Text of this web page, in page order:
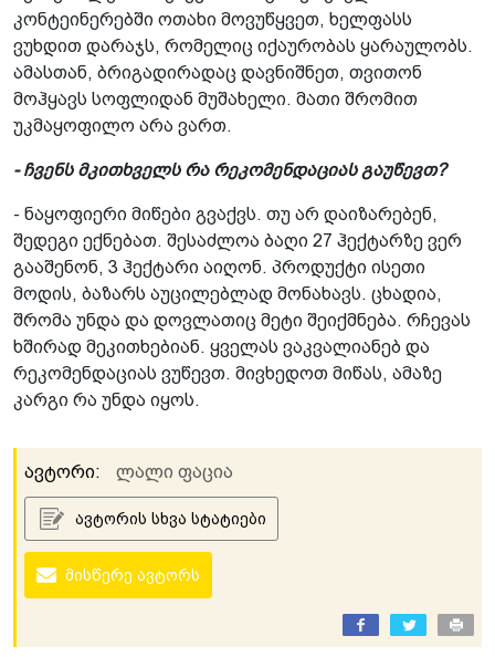
კონტეინერებში ოთახი მოვუწყვეთ, ხელფასს
ვუხდით დარაჯს, რომელიც იქაურობას ყარაულობს.
ამასთან, ბრიგადირადაც დავნიშნეთ, თვითონ
მოჰყავს სოფლიდან მუშახელი. მათი შრომით
უკმაყოფილო არა ვართ.
- ჩვენს მკითხველს რა რეკომენდაციას გაუწევთ?
- ნაყოფიერი მიწები გვაქვს. თუ არ დაიზარებენ,
შედეგი ექნებათ. შესაძლოა ბაღი 27 ჰექტარზე ვერ
გააშენონ, 3 ჰექტარი აიღონ. პროდუქტი ისეთი
მოდის, ბაზარს აუცილებლად მონახავს. ცხადია,
შრომა უნდა და დოვლათიც მეტი შეიქმნება. რჩევას
ხშირად მეკითხებიან. ყველას ვაკვალიანებ და
რეკომენდაციას ვუწევთ. მივხედოთ მიწას, ამაზე
კარგი რა უნდა იყოს.
ავტორი: ლალი ფაცია
ავტორის სხვა სტატიები
მისწერე ავტორს